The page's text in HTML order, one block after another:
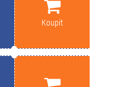
Koupit